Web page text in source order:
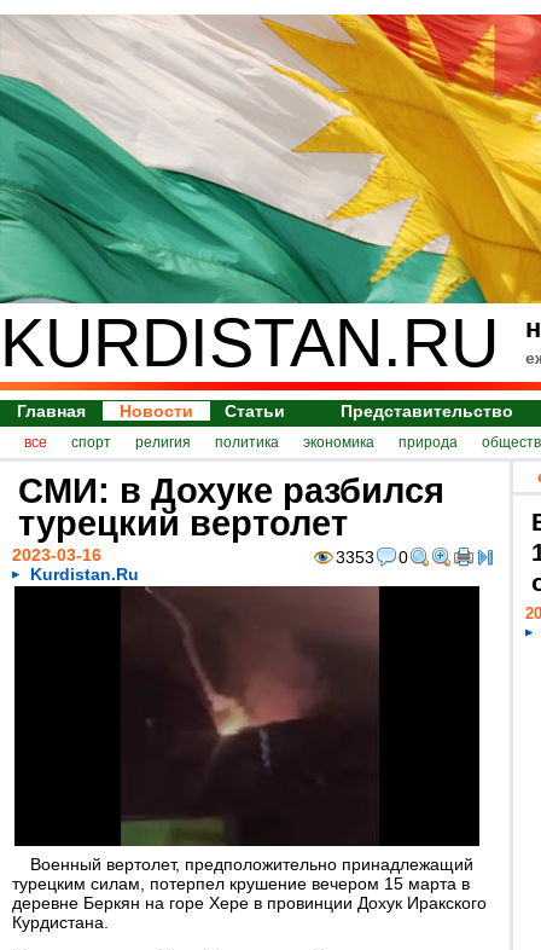
KURDISTAN.RU
Главная Новости Статьи Представительство
все спорт религия политика экономика природа
СМИ: в Дохуке разбился
турецкий вертолет
3353 0
2023-03-16
Kurdistan.Ru
Военный вертолет, предположительно принадлежащий
турецким силам, потерпел крушение вечером 15 марта в
деревне Беркян на горе Хере в провинции Дохук Иракского
Курдистана.